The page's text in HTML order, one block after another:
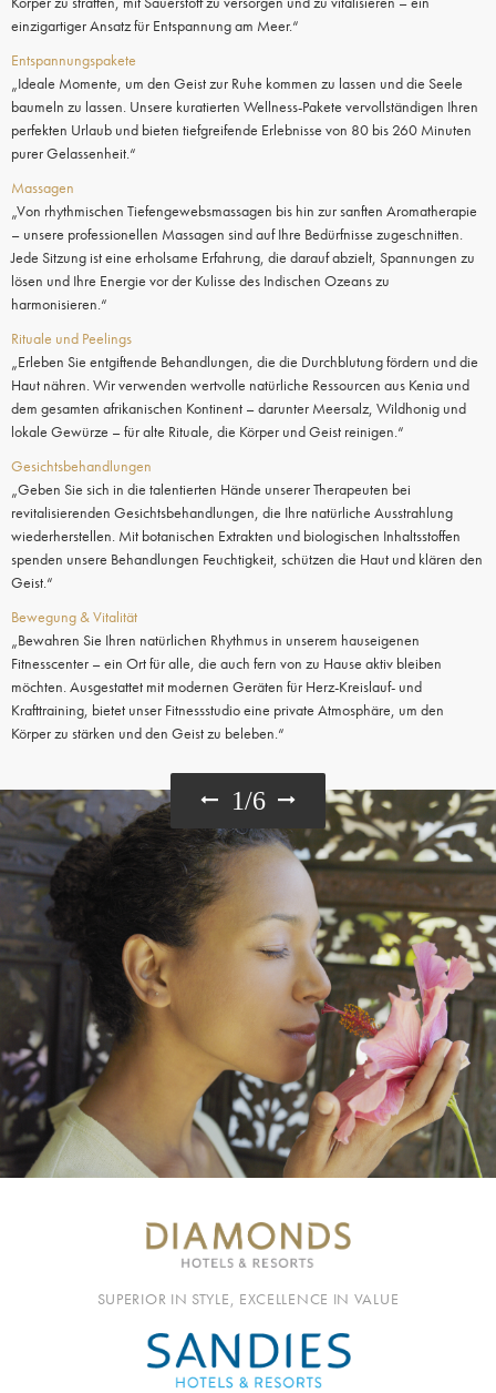
einzigartiger Ansatz für Entspannung am Meer.“
Entspannungspakete
„Ideale Momente, um den Geist zur Ruhe kommen zu lassen und die Seele
baumeln zu lassen. Unsere kuratierten Wellness-Pakete vervollständigen Ihren
perfekten Urlaub und bieten tiefgreifende Erlebnisse von 80 bis 260 Minuten
purer Gelassenheit.“
Massagen
„Von rhythmischen Tiefengewebsmassagen bis hin zur sanften Aromatherapie
– unsere professionellen Massagen sind auf Ihre Bedürfnisse zugeschnitten.
Jede Sitzung ist eine erholsame Erfahrung, die darauf abzielt, Spannungen zu
lösen und Ihre Energie vor der Kulisse des Indischen Ozeans zu
harmonisieren.“
Rituale und Peelings
„Erleben Sie entgiftende Behandlungen, die die Durchblutung fördern und die
Haut nähren. Wir verwenden wertvolle natürliche Ressourcen aus Kenia und
dem gesamten afrikanischen Kontinent – darunter Meersalz, Wildhonig und
lokale Gewürze – für alte Rituale, die Körper und Geist reinigen.“
Gesichtsbehandlungen
„Geben Sie sich in die talentierten Hände unserer Therapeuten bei
revitalisierenden Gesichtsbehandlungen, die Ihre natürliche Ausstrahlung
wiederherstellen. Mit botanischen Extrakten und biologischen Inhaltsstoffen
spenden unsere Behandlungen Feuchtigkeit, schützen die Haut und klären den
Geist.“
Bewegung & Vitalität
„Bewahren Sie Ihren natürlichen Rhythmus in unserem hauseigenen
Fitnesscenter – ein Ort für alle, die auch fern von zu Hause aktiv bleiben
möchten. Ausgestattet mit modernen Geräten für Herz-Kreislauf- und
Krafttraining, bietet unser Fitnessstudio eine private Atmosphäre, um den
Körper zu stärken und den Geist zu beleben.“
1/6
SUPERIOR IN STYLE, EXCELLENCE IN VALUE